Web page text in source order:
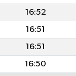
16:52
16:51
16:51
16:50